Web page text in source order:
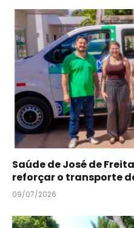
Saúde de José de
reforçar o transporte
09/07/2026